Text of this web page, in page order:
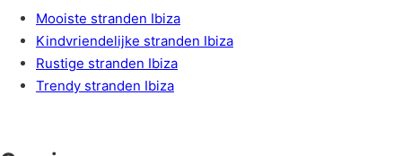
Mooiste stranden Ibiza
Kindvriendelijke stranden Ibiza
Rustige stranden Ibiza
Trendy stranden Ibiza